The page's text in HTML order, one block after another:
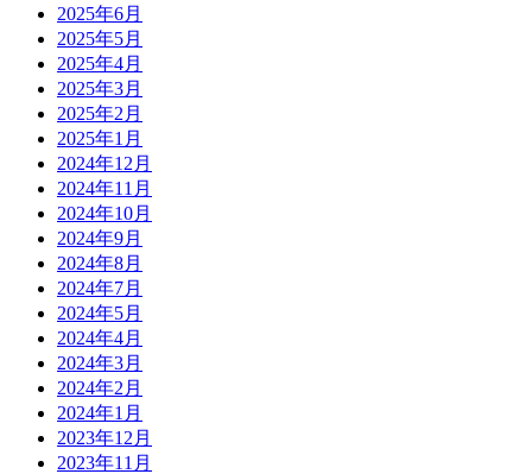
2025年6月
2025年5月
2025年4月
2025年3月
2025年2月
2025年1月
2024年12月
2024年11月
2024年10月
2024年9月
2024年8月
2024年7月
2024年5月
2024年4月
2024年3月
2024年2月
2024年1月
2023年12月
2023年11月